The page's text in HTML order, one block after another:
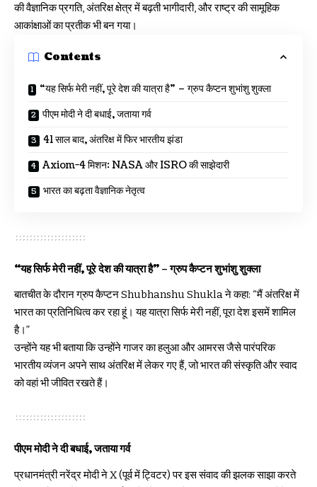
की वैज्ञानिक प्रगति, अंतरिक्ष क्षेत्र में बढ़ती भागीदारी, और राष्ट्र की सामूहिक
आकांक्षाओं का प्रतीक भी बन गया।
Contents
“यह सिर्फ मेरी नहीं, पूरे देश की यात्रा है” – ग्रुप कैप्टन शुभांशु शुक्ला
पीएम मोदी ने दी बधाई, जताया गर्व
41 साल बाद, अंतरिक्ष में फिर भारतीय झंडा
Axiom-4 मिशन: NASA और ISRO की साझेदारी
भारत का बढ़ता वैज्ञानिक नेतृत्व
“यह सिर्फ मेरी नहीं, पूरे देश की यात्रा है” – ग्रुप कैप्टन शुभांशु शुक्ला
बातचीत के दौरान ग्रुप कैप्टन Shubhanshu Shukla ने कहा: “मैं अंतरिक्ष में
भारत का प्रतिनिधित्व कर रहा हूं। यह यात्रा सिर्फ मेरी नहीं, पूरा देश इसमें शामिल
है।”
उन्होंने यह भी बताया कि उन्होंने गाजर का हलुआ और आमरस जैसे पारंपरिक
भारतीय व्यंजन अपने साथ अंतरिक्ष में लेकर गए हैं, जो भारत की संस्कृति और स्वाद
को वहां भी जीवित रखते हैं।
पीएम मोदी ने दी बधाई, जताया गर्व
प्रधानमंत्री नरेंद्र मोदी ने X (पूर्व में ट्विटर) पर इस संवाद की झलक साझा करते